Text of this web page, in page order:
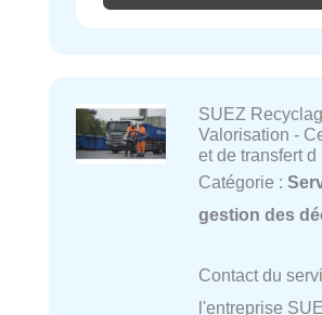
SUEZ
Valorisation -
et de transfert d
Catégorie :
gestion des
Contact du
l'entreprise